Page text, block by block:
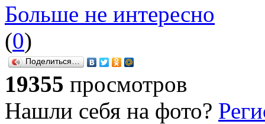
Больше не интересно
(0)
Поделиться…
19355 просмотров
Нашли себя на фото?